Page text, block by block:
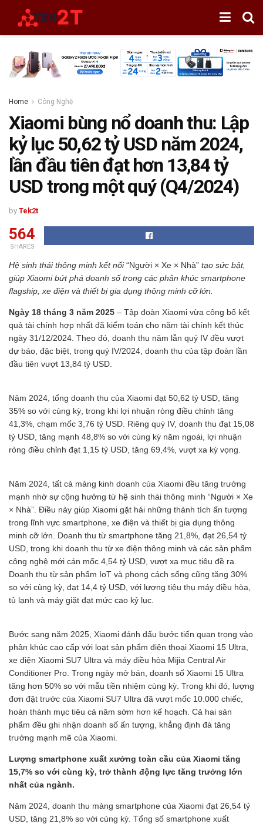
Home Công Nghệ
Xiaomi bùng nổ doanh thu: Lập
kỷ lục 50,62 tỷ USD năm 2024,
lần đầu tiên đạt hơn 13,84 tỷ
USD trong một quý (Q4/2024)
by Tek2t
564
SHARES
Hệ sinh thái thông minh kết nối“Người × Xe × Nhà” tạo sức bật,
giúp Xiaomi bứt phá doanh số trong các phân khúc smartphone
flagship, xe điện và thiết bị gia dụng thông minh cỡ lớn.
Ngày 18 tháng 3 năm 2025 – Tập đoàn Xiaomi vừa công bố kết
quả tài chính hợp nhất đã kiểm toán cho năm tài chính kết thúc
ngày 31/12/2024. Theo đó, doanh thu năm lẫn quý IV đều vượt
dự báo, đặc biệt, trong quý IV/2024, doanh thu của tập đoàn lần
đầu tiên vượt 13,84 tỷ USD.
Năm 2024, tổng doanh thu của Xiaomi đạt 50,62 tỷ USD, tăng
35% so với cùng kỳ, trong khi lợi nhuận ròng điều chỉnh tăng
41,3%, chạm mốc 3,76 tỷ USD. Riêng quý IV, doanh thu đạt 15,08
tỷ USD, tăng mạnh 48,8% so với cùng kỳ năm ngoái, lợi nhuận
ròng điều chỉnh đạt 1,15 tỷ USD, tăng 69,4%, vượt xa kỳ vọng.
Năm 2024, tất cả mảng kinh doanh của Xiaomi đều tăng trưởng
mạnh nhờ sự cộng hưởng từ hệ sinh thái thông minh “Người × Xe
× Nhà”. Điều này giúp Xiaomi gặt hái những thành tích ấn tượng
trong lĩnh vực smartphone, xe điện và thiết bị gia dụng thông
minh cỡ lớn. Doanh thu từ smartphone tăng 21,8%, đạt 26,54 tỷ
USD, trong khi doanh thu từ xe điện thông minh và các sản phẩm
công nghệ mới cán mốc 4,54 tỷ USD, vượt xa mục tiêu đề ra.
Doanh thu từ sản phẩm IoT và phong cách sống cũng tăng 30%
so với cùng kỳ, đạt 14,4 tỷ USD, với lượng tiêu thụ máy điều hòa,
tủ lạnh và máy giặt đạt mức cao kỷ lục.
Bước sang năm 2025, Xiaomi đánh dấu bước tiến quan trọng vào
phân khúc cao cấp với loạt sản phẩm điện thoại Xiaomi 15 Ultra,
xe điện Xiaomi SU7 Ultra và máy điều hòa Mijia Central Air
Conditioner Pro. Trong ngày mở bán, doanh số Xiaomi 15 Ultra
tăng hơn 50% so với mẫu tiền nhiệm cùng kỳ. Trong khi đó, lượng
đơn đặt trước của Xiaomi SU7 Ultra đã vượt mốc 10.000 chiếc,
hoàn thành mục tiêu cả năm sớm hơn kế hoạch. Cả hai sản
phẩm đều ghi nhận doanh số ấn tượng, khẳng định đà tăng
trưởng mạnh mẽ của Xiaomi.
Lượng smartphone xuất xưởng toàn cầu của Xiaomi tăng
15,7% so với cùng kỳ, trở thành động lực tăng trưởng lớn
nhất của ngành.
Năm 2024, doanh thu mảng smartphone của Xiaomi đạt 26,54 tỷ
USD, tăng 21,8% so với cùng kỳ. Tổng số smartphone xuất